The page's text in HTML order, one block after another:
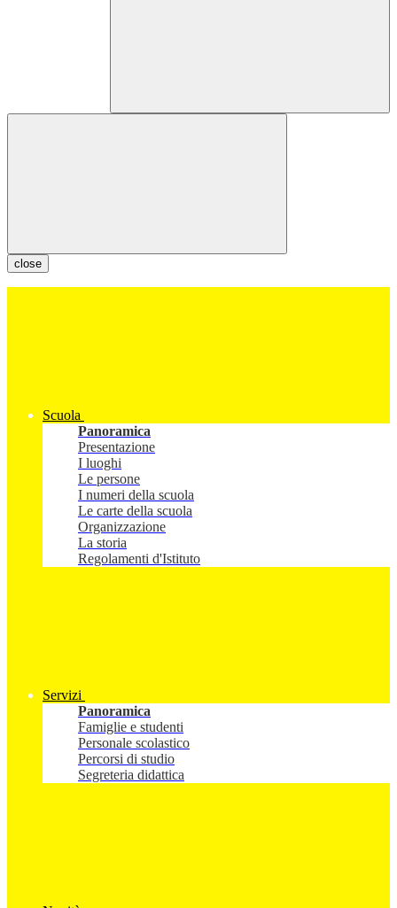
close
Scuola
Panoramica
Presentazione
I luoghi
Le persone
I numeri della scuola
Le carte della scuola
Organizzazione
La storia
Regolamenti d'Istituto
Servizi
Panoramica
Famiglie e studenti
Personale scolastico
Percorsi di studio
Segreteria didattica